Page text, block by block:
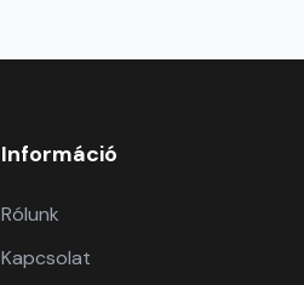
Információ
Rólunk
Kapcsolat